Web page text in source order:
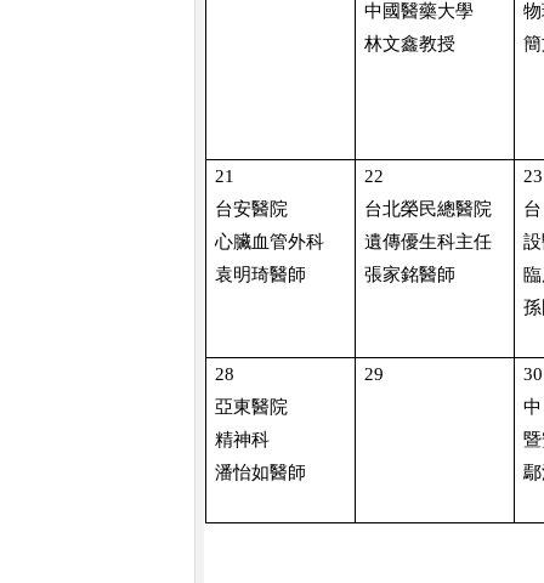
中國醫藥大學
林文鑫教授
21
台安醫院
心臟血管外科
袁明琦醫師
22
台北榮民總醫院
遺傳優生科主任
張家銘醫師
23
28
亞東醫院
精神科
潘怡如醫師
29
30